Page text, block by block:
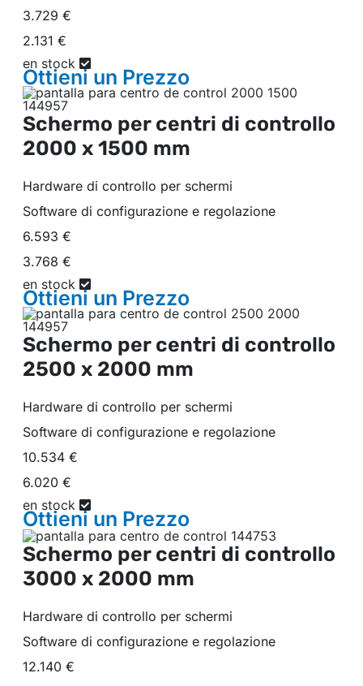
3.729 €
2.131 €
en stock
Ottieni un Prezzo
Schermo per centri di controllo
2000 x 1500 mm
Hardware di controllo per schermi
Software di configurazione e regolazione
6.593 €
3.768 €
en stock
Ottieni un Prezzo
Schermo per centri di controllo
2500 x 2000 mm
Hardware di controllo per schermi
Software di configurazione e regolazione
10.534 €
6.020 €
en stock
Ottieni un Prezzo
Schermo per centri di controllo
3000 x 2000 mm
Hardware di controllo per schermi
Software di configurazione e regolazione
12.140 €